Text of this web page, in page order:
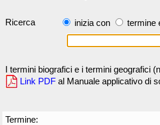
Ricerca inizia con termine
I termini biografici e i termini geografici
Link PDF al Manuale applicativo di
Termine: